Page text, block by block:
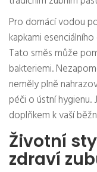
Pro domácí vodou
kapkami
Tato směs může
bakteriemi.
neměly plně
péči o ústní hygienu.
doplňkem k vaší
Životní
zdraví